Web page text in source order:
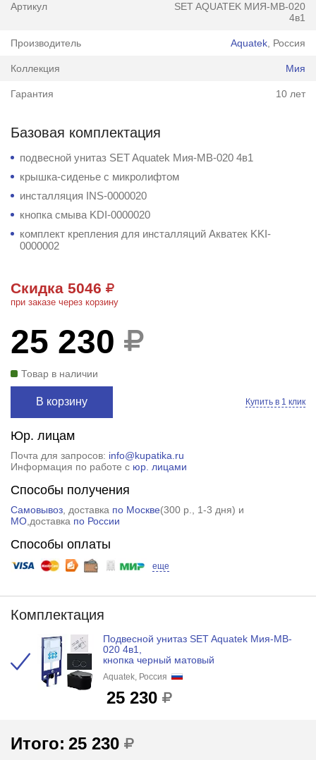
Артикул
SET AQUATEK МИЯ-MB-020
4в1
Производитель Aquatek , Россия
Коллекция Мия
Гарантия 10 лет
Базовая комплектация
подвесной унитаз SET Aquatek Мия-MB-020 4в1
крышка-сиденье с микролифтом
инсталляция INS-0000020
кнопка смыва KDI-0000020
комплект крепления для инсталляций Акватек KKI-
0000002
Скидка 5046
при заказе через корзину
25 230
Товар в наличии
В корзину Купить в 1 клик
Юр. лицам
Почта для запросов: info@kupatika.ru
Информация по работе с юр. лицами
Способы получения
Самовывоз, доставка по Москве(300 р.
, 1-3 дня) и
МО,доставка по России
Способы оплаты
еще
Комплектация
Подвесной унитаз SET Aquatek Мия-MB-
020 4в1,
кнопка черный матовый
Aquatek, Россия
25 230
Итого: 25 230